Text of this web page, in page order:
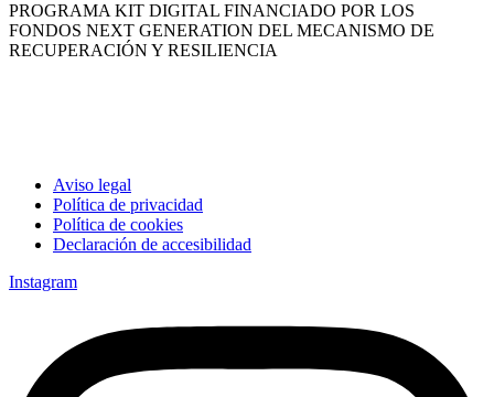
PROGRAMA KIT DIGITAL FINANCIADO POR LOS
FONDOS NEXT GENERATION DEL MECANISMO DE
RECUPERACIÓN Y RESILIENCIA
Aviso legal
Política de privacidad
Política de cookies
Declaración de accesibilidad
Instagram